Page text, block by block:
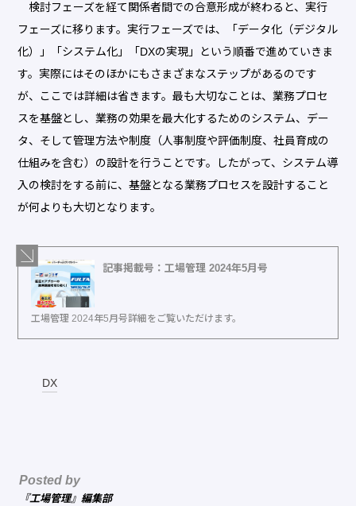
検討フェーズを経て関係者間での合意形成が終わると、実行
フェーズに移ります。実行フェーズでは、「データ化（デジタル
化）」「システム化」「DXの実現」という順番で進めていきま
す。実際にはそのほかにもさまざまなステップがあるのです
が、ここでは詳細は省きます。最も大切なことは、業務プロセ
スを基盤とし、業務の効果を最大化するためのシステム、デー
タ、そして管理方法や制度（人事制度や評価制度、社員育成の
仕組みを含む）の設計を行うことです。したがって、システム導
入の検討をする前に、基盤となる業務プロセスを設計すること
が何よりも大切となります。
記事掲載号：工場管理 2024年5月号
工場管理 2024年5月号詳細をご覧いただけます。
DX
Posted by
『工場管理』編集部